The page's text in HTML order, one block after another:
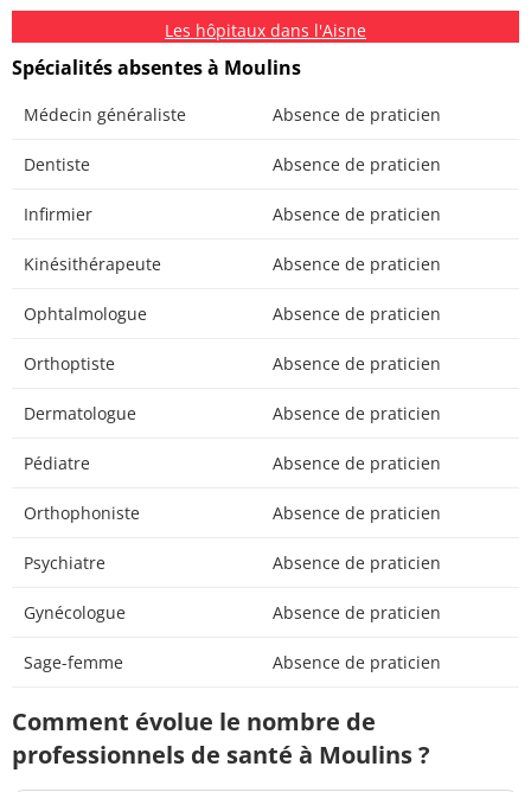
Les hôpitaux dans l'Aisne
Spécialités absentes à Moulins
Médecin généraliste Absence de praticien
Dentiste Absence de praticien
Infirmier Absence de praticien
Kinésithérapeute Absence de praticien
Ophtalmologue Absence de praticien
Orthoptiste Absence de praticien
Dermatologue Absence de praticien
Pédiatre Absence de praticien
Orthophoniste Absence de praticien
Psychiatre Absence de praticien
Gynécologue Absence de praticien
Sage-femme Absence de praticien
Comment évolue le nombre de
professionnels de santé à Moulins ?